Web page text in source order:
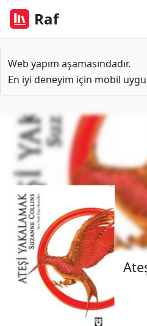
Raf
Web yapım aşamasındadır.
En iyi deneyim için mobil